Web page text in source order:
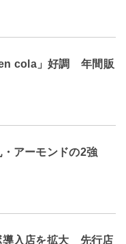
cola」好調 年間販
・アーモンドの2強
導入店を拡大 先行店